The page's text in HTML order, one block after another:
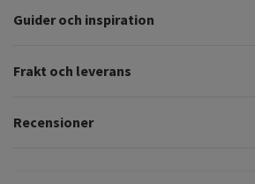
Guider och inspiration
Frakt och leverans
Recensioner